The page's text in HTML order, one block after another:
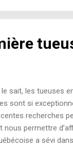
Croyant qu’elle
le sait, les tueuses
sont si
recherches
nous permettre
a sévi